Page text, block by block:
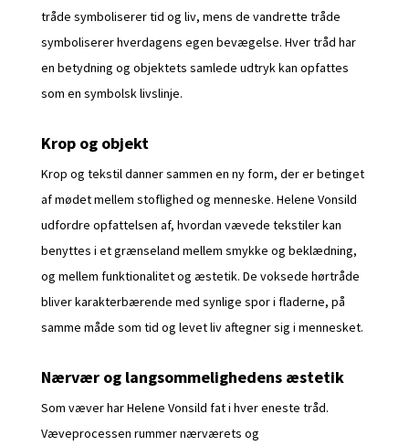
tråde symboliserer tid og liv, mens de vandrette tråde
symboliserer hverdagens egen bevægelse. Hver tråd har
en betydning og objektets samlede udtryk kan opfattes
som en symbolsk livslinje.
Krop og objekt
Krop og tekstil danner sammen en ny form, der er betinget
af mødet mellem stoflighed og menneske. Helene Vonsild
udfordre opfattelsen af, hvordan vævede tekstiler kan
benyttes i et grænseland mellem smykke og beklædning,
og mellem funktionalitet og æstetik. De voksede hørtråde
bliver karakterbærende med synlige spor i fladerne, på
samme måde som tid og levet liv aftegner sig i mennesket.
Nærvær og langsommelighedens æstetik
Som væver har Helene Vonsild fat i hver eneste tråd.
Væveprocessen rummer nærværets og